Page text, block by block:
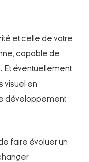
et celle de votre
capable de
Et éventuellement
visuel en
développement
faire évoluer un